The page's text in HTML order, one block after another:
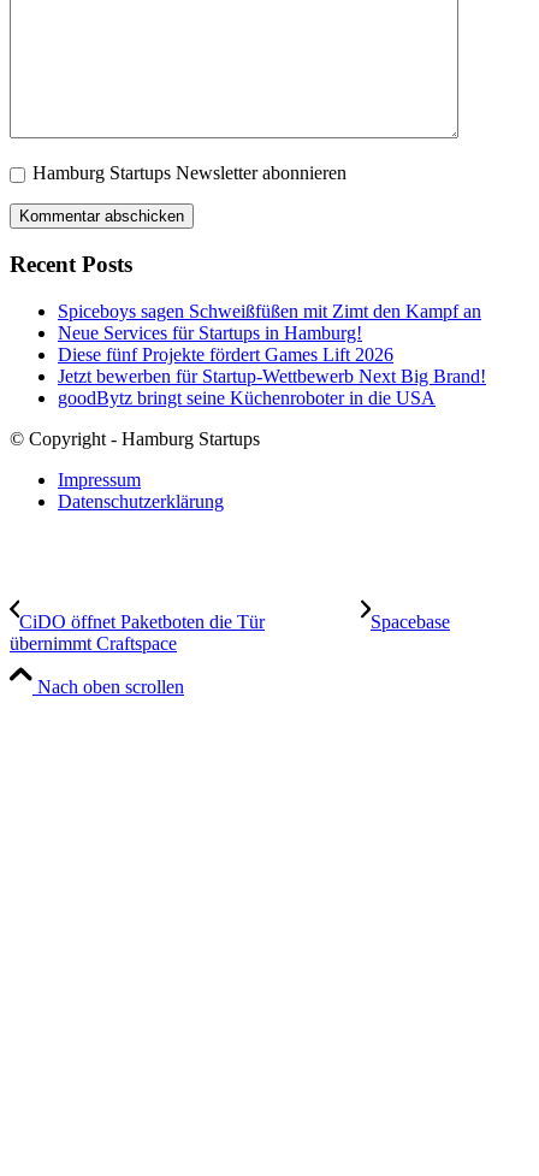
Hamburg Startups Newsletter abonnieren
Recent Posts
Spiceboys sagen Schweißfüßen mit Zimt den Kampf an
Neue Services für Startups in Hamburg!
Diese fünf Projekte fördert Games Lift 2026
Jetzt bewerben für Startup-Wettbewerb Next Big Brand!
goodBytz bringt seine Küchenroboter in die USA
© Copyright - Hamburg Startups
Impressum
Datenschutzerklärung
CiDO öffnet Paketboten die Tür
Spacebase
übernimmt Craftspace
Nach oben scrollen